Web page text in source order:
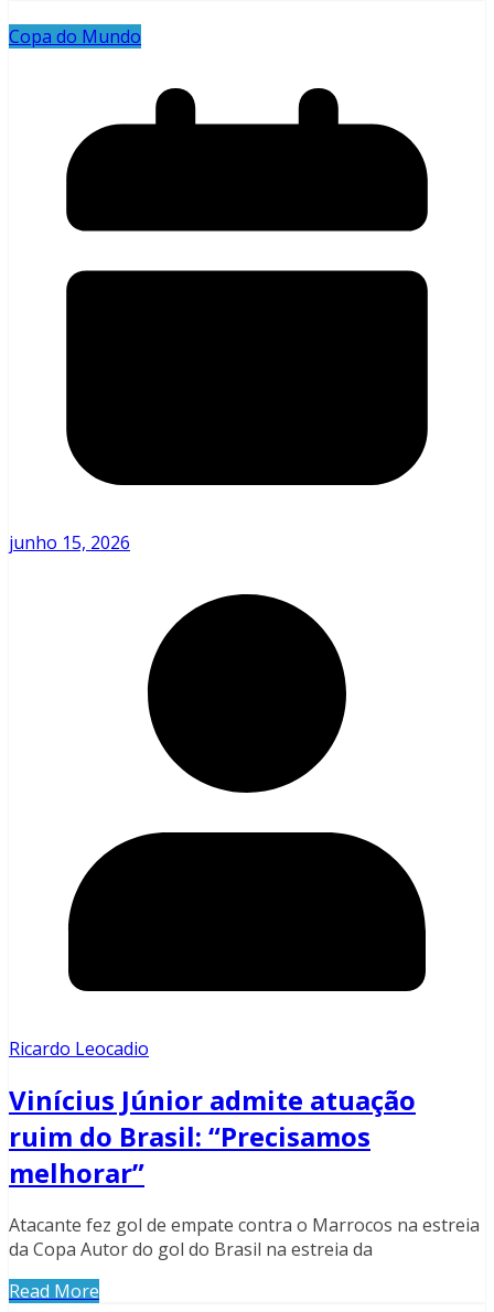
Copa do Mundo
junho 15, 2026
Ricardo Leocadio
Vinícius Júnior admite atuação
ruim do Brasil: “Precisamos
melhorar”
Atacante fez gol de empate contra o Marrocos na estreia
da Copa Autor do gol do Brasil na estreia da
Read More